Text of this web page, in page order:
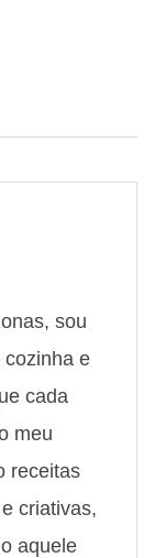
sou
cozinha e
cada
meu
receitas
criativas,
aquele